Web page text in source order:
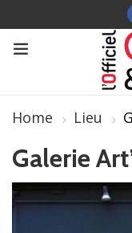
Home Lieu
Galerie